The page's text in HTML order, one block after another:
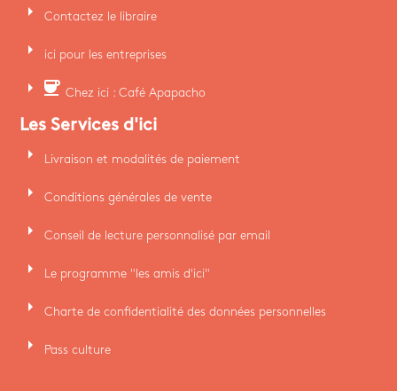
arrow_right Contactez le libraire
arrow_right ici pour les entreprises
arrow_right coffee Chez ici : Café Apapacho
Les Services d'ici
arrow_right Livraison et modalités de paiement
arrow_right Conditions générales de vente
arrow_right Conseil de lecture personnalisé par email
arrow_right Le programme "les amis d'ici"
arrow_right Charte de confidentialité des données personnelles
arrow_right Pass culture